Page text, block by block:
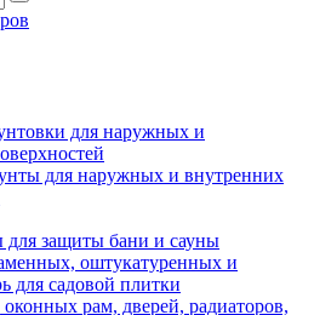
для наружных и
для наружных и внутренних
для защиты бани и сауны
оштукатуренных и
для садовой плитки
рам, дверей, радиаторов,